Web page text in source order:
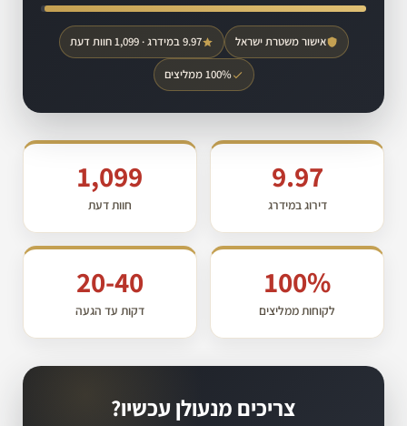
אישור משטרת ישראל 9.97 במידרג · 1,099 חוות דעת
100% ממליצים
9.97
דירוג במידרג
1,099
חוות דעת
100%
לקוחות ממליצים
20-40
דקות עד הגעה
צריכים מנעולן עכשיו?